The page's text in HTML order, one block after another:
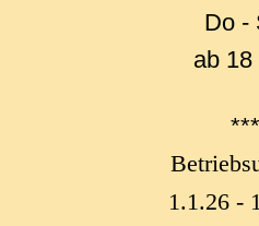
Do -
ab 18
***
1.1.26 -